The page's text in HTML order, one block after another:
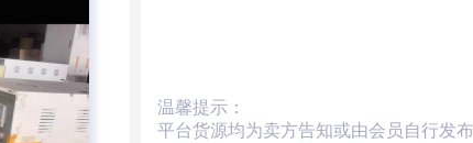
温馨提示：
平台货源均为卖方告知或由会员自行发